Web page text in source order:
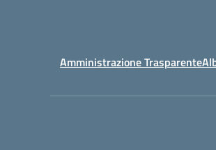
Amministrazione Trasparente